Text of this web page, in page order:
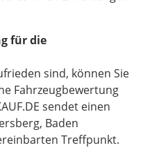
für die
sind, können Sie
Fahrzeugbewertung
sendet einen
Baden
Treffpunkt.